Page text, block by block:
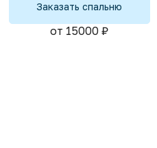
Заказать спальню
от 15000 ₽